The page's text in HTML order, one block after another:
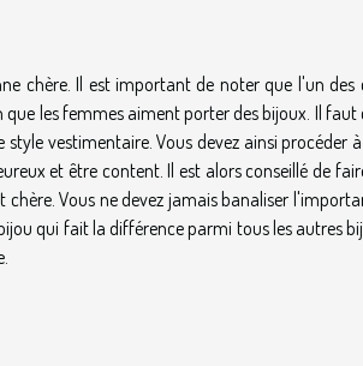
chère. Il est important de noter que l'un des
que les femmes aiment porter des bijoux. Il
vestimentaire. Vous devez ainsi procéder
et être content. Il est alors conseillé de
Vous ne devez jamais banaliser
qui fait la différence parmi tous les autres